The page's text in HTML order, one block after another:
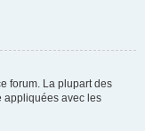
forum. La plupart des
appliquées avec les